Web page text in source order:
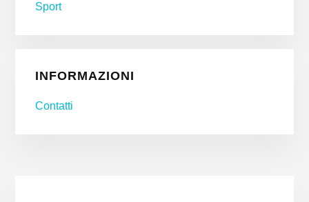
Sport
INFORMAZIONI
Contatti